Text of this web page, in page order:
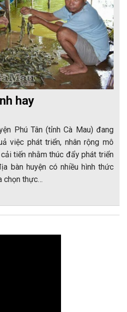
hay
Phú Tân (tỉnh Cà Mau) đang
việc phát triển, nhân rộng mô
tiến nhằm thúc đẩy phát triển
bàn huyện có nhiều hình thức
chọn thực…